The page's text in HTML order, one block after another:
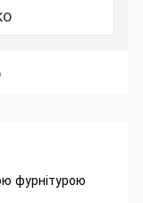
фурнітурою